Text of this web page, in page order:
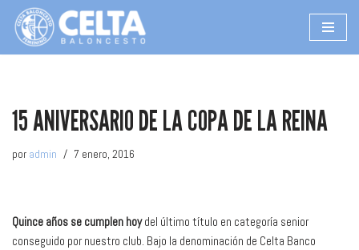
Saltar
15 ANIVERSARIO DE LA COPA DE LA REINA
por admin 7 enero, 2016
Quince años se cumplen hoydel último título en categoría senior
conseguido por nuestro club. Bajo la denominación de Celta Banco